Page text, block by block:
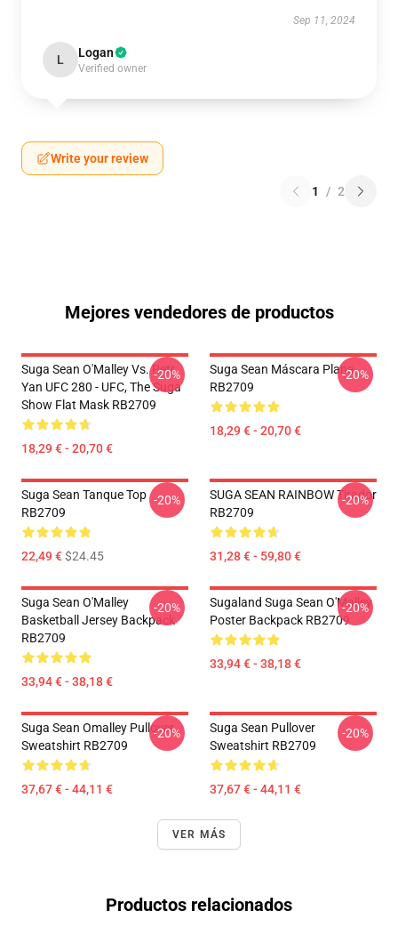
Sep 11, 2024
L Logan
Verified owner
Write your review
1 / 2
Mejores vendedores de productos
Suga Sean O'Malley Vs. Petr
Yan UFC 280 - UFC, The Suga
Show Flat Mask RB2709
18,29 € - 20,70 €
-20%
Suga Sean Máscara Plana
RB2709
18,29 € - 20,70 €
-20%
Suga Sean Tanque Top
RB2709
22,49 €$24.45
-20%
SUGA SEAN RAINBOW Tirador
RB2709
31,28 € - 59,80 €
-20%
Suga Sean O'Malley
Basketball Jersey Backpack
RB2709
33,94 € - 38,18 €
-20%
Sugaland Suga Sean O'Malley
Poster Backpack RB2709
33,94 € - 38,18 €
-20%
Suga Sean Omalley Pullover
Sweatshirt RB2709
37,67 € - 44,11 €
-20%
Suga Sean Pullover
Sweatshirt RB2709
37,67 € - 44,11 €
-20%
VER MÁS
Productos relacionados